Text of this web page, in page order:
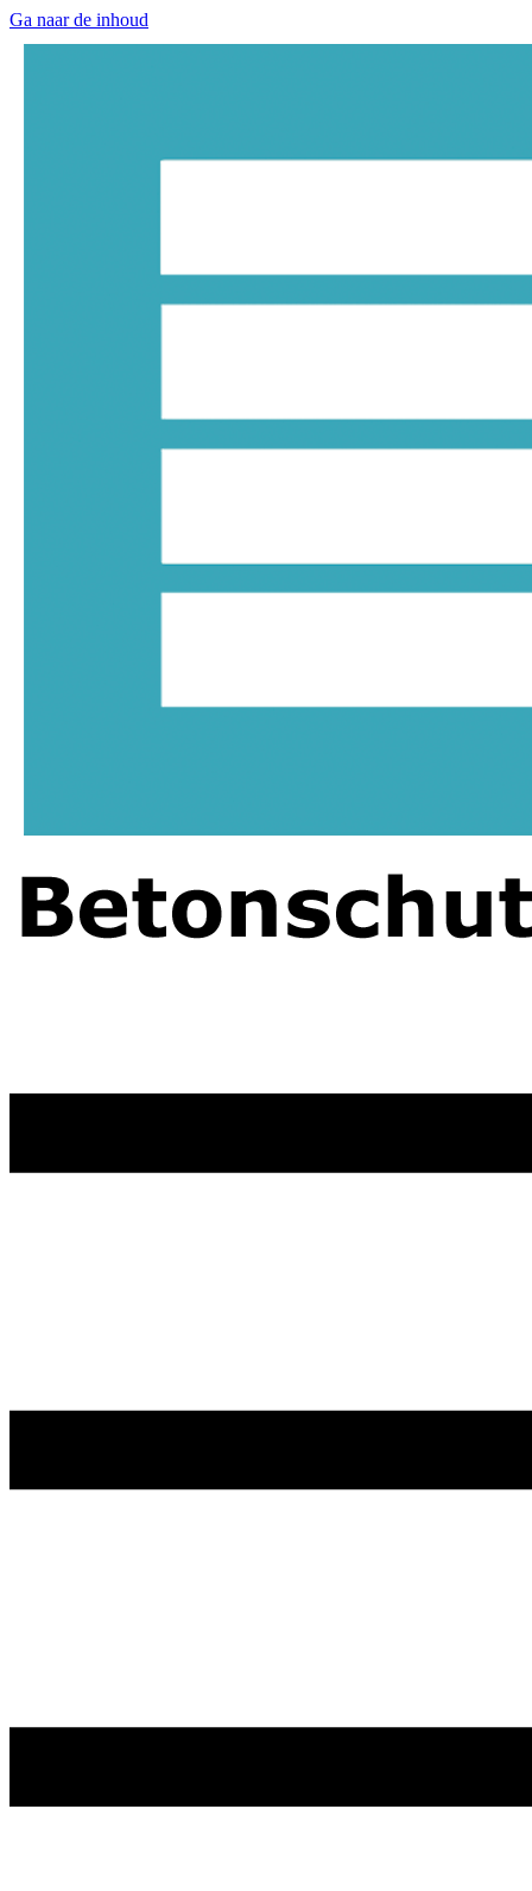
Ga naar de inhoud